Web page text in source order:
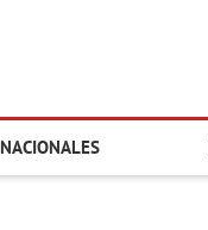
NACIONALES